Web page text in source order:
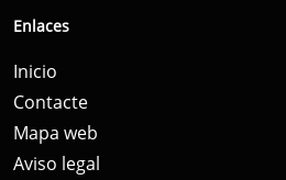
Enlaces
Inicio
Contacte
Mapa web
Aviso legal